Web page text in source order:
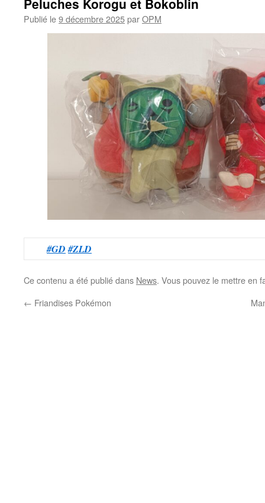
Peluches Korogu et Bokoblin
Publié le9 décembre 2025parOPM
#GD #ZLD
Ce contenu a été publié dans News. Vous pouvez le mettre en
← Friandises Pokémon